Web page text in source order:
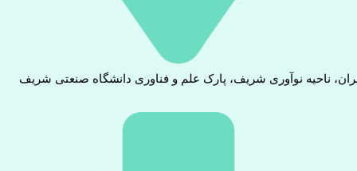
ناحیه نوآوری شریف، پارک علم و فناوری دانشگاه صنعتی شریف